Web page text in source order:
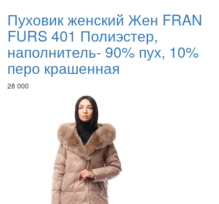
Пуховик женский Жен FRAN
FURS 401 Полиэстер,
наполнитель- 90% пух, 10%
перо крашенная
28 000